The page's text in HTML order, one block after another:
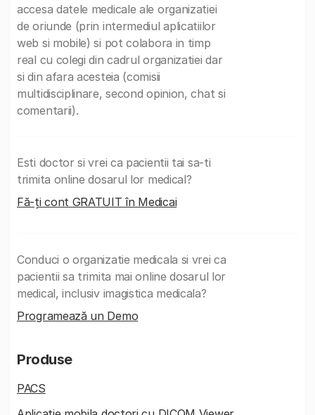
accesa datele medicale ale organizatiei
de oriunde (prin intermediul aplicatiilor
web si mobile) si pot colabora in timp
real cu colegi din cadrul organizatiei dar
si din afara acesteia (comisii
multidisciplinare, second opinion, chat si
comentarii).
Esti doctor si vrei ca pacientii tai sa-ti
trimita online dosarul lor medical?
Fă-ți cont GRATUIT în Medicai
Conduci o organizatie medicala si vrei ca
pacientii sa trimita mai online dosarul lor
medical, inclusiv imagistica medicala?
Programează un Demo
Produse
PACS